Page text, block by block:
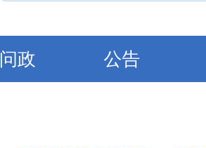
问政 公告